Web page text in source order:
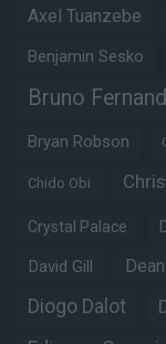
Axel Tuanzebe
Benjamin Sesko
Bruno
Bryan Robson
Chido Obi
Crystal Palace
David Gill
Diogo Dalot